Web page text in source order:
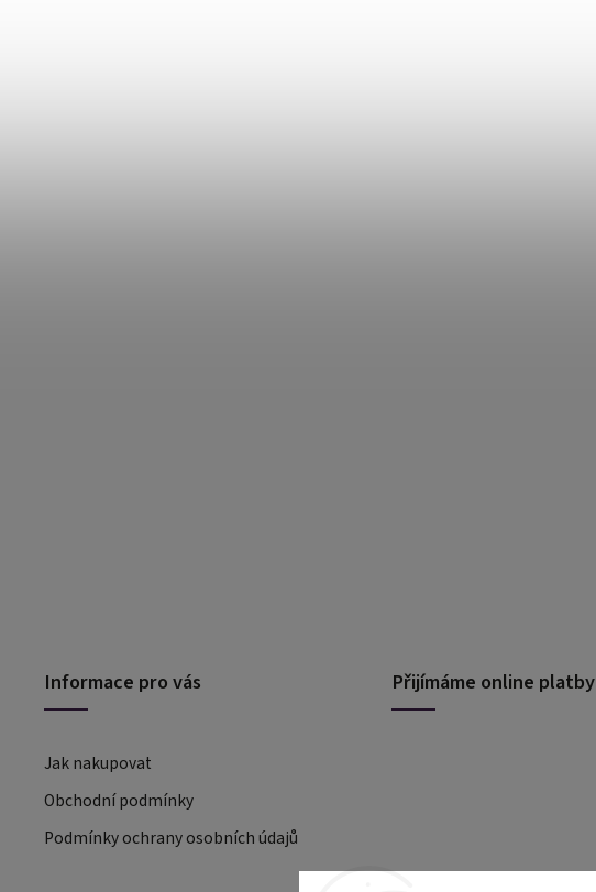
Informace pro vás
Jak nakupovat
Obchodní podmínky
Podmínky ochrany osobních údajů
Přijímáme online platby